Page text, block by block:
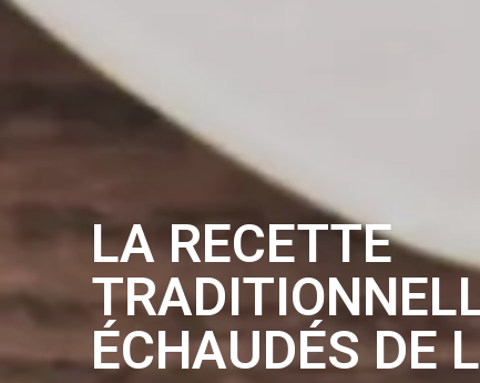
LA RECETTE
ÉCHAUDÉS DE